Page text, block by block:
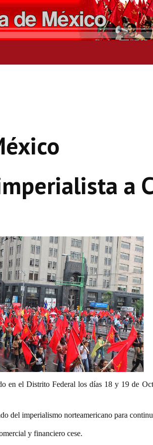
a
el Distrito Federal los días 18 y 19 de
del imperialismo norteamericano para
y financiero cese.